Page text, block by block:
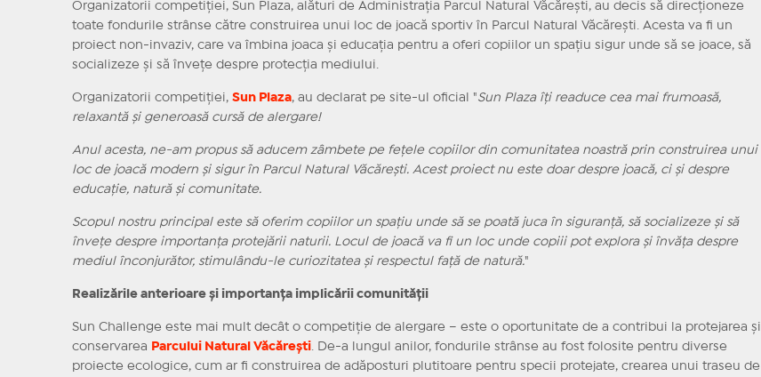
Organizatorii competiției, Sun Plaza, alături de Administrația Parcul Natural Văcărești, au decis să direcționeze
toate fondurile strânse către construirea unui loc de joacă sportiv în Parcul Natural Văcărești. Acesta va fi un
proiect non-invaziv, care va îmbina joaca și educația pentru a oferi copiilor un spațiu sigur unde să se joace, să
socializeze și să învețe despre protecția mediului.
Organizatorii competiției, Sun Plaza, au declarat pe site-ul oficial "Sun Plaza îți readuce cea mai frumoasă,
relaxantă și generoasă cursă de alergare!
Anul acesta, ne-am propus să aducem zâmbete pe fețele copiilor din comunitatea noastră prin construirea unui
loc de joacă modern și sigur în Parcul Natural Văcărești. Acest proiect nu este doar despre joacă, ci și despre
educație, natură și comunitate.
Scopul nostru principal este să oferim copiilor un spațiu unde să se poată juca în siguranță, să socializeze și să
învețe despre importanța protejării naturii. Locul de joacă va fi un loc unde copiii pot explora și învăța despre
mediul înconjurător, stimulându-le curiozitatea și respectul față de natură."
Realizările anterioare și importanța implicării comunității
Sun Challenge este mai mult decât o competiție de alergare – este o oportunitate de a contribui la protejarea și
conservarea
Parcului Natural Văcărești. De-a lungul anilor, fondurile strânse au fost folosite pentru diverse
proiecte ecologice, cum ar fi construirea de adăposturi plutitoare pentru specii protejate, crearea unui traseu de